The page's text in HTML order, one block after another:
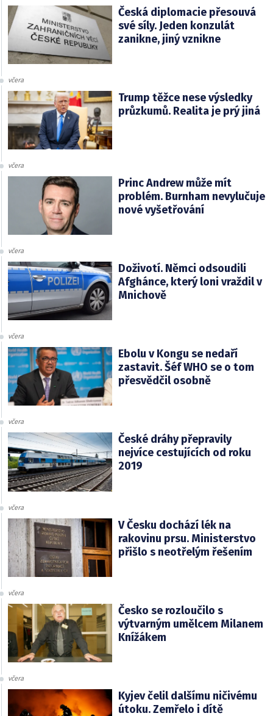
Česká diplomacie přesouvá
své síly. Jeden konzulát
zanikne, jiný vznikne
včera
Trump těžce nese výsledky
průzkumů. Realita je prý jiná
včera
Princ Andrew může mít
problém. Burnham nevylučuje
nové vyšetřování
včera
Doživotí. Němci odsoudili
Afghánce, který loni vraždil v
Mnichově
včera
Ebolu v Kongu se nedaří
zastavit. Šéf WHO se o tom
přesvědčil osobně
včera
České dráhy přepravily
nejvíce cestujících od roku
2019
včera
V Česku dochází lék na
rakovinu prsu. Ministerstvo
přišlo s neotřelým řešením
včera
Česko se rozloučilo s
výtvarným umělcem Milanem
Knížákem
včera
Kyjev čelil dalšímu ničivému
útoku. Zemřelo i dítě